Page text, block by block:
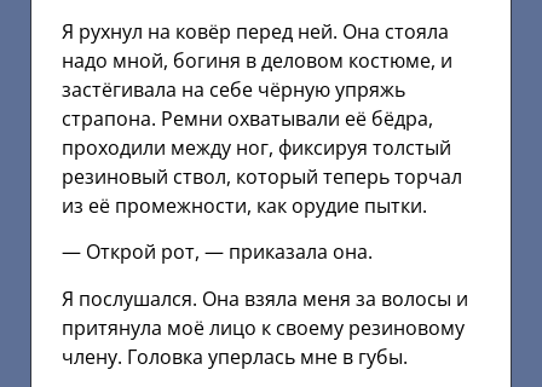
Я рухнул на ковёр перед ней. Она стояла
надо мной, богиня в деловом костюме, и
застёгивала на себе чёрную упряжь
страпона. Ремни охватывали её бёдра,
проходили между ног, фиксируя толстый
резиновый ствол, который теперь торчал
из её промежности, как орудие пытки.
— Открой рот, — приказала она.
Я послушался. Она взяла меня за волосы и
притянула моё лицо к своему резиновому
члену. Головка уперлась мне в губы.